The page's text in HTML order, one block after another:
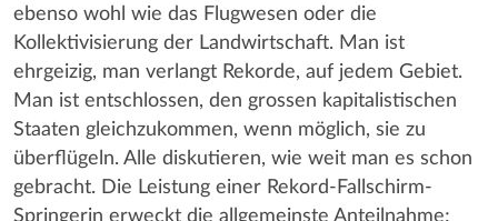
ebenso wohl wie das Flugwesen oder die
Kollektivisierung der Landwirtschaft. Man ist
ehrgeizig, man verlangt Rekorde, auf jedem Gebiet.
Man ist entschlossen, den grossen kapitalistischen
Staaten gleichzukommen, wenn möglich, sie zu
überflügeln. Alle diskutieren, wie weit man es schon
gebracht. Die Leistung einer Rekord-Fallschirm-
Springerin erweckt die allgemeinste Anteilnahme;